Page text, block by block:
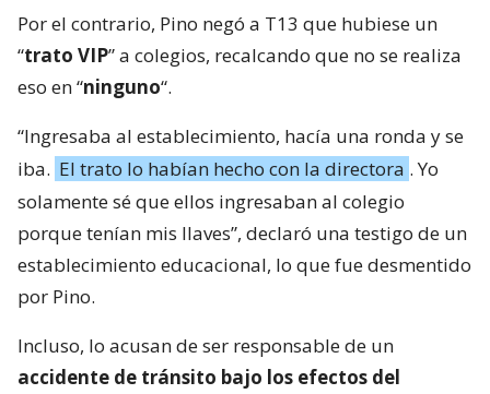
Por el contrario, Pino negó a T13 que hubiese un
“trato VIP” a colegios, recalcando que no se realiza
eso en “ninguno“.
“Ingresaba al establecimiento, hacía una ronda y se
iba. El trato lo habían hecho con la directora . Yo
solamente sé que ellos ingresaban al colegio
porque tenían mis llaves”, declaró una testigo de un
establecimiento educacional, lo que fue desmentido
por Pino.
Incluso, lo acusan de ser responsable de un
accidente de tránsito bajo los efectos del